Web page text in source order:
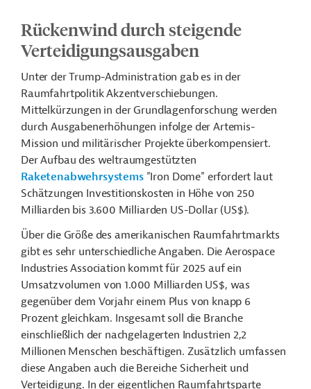
Rückenwind durch steigende
Verteidigungsausgaben
Unter der Trump-Administration gab es in der
Raumfahrtpolitik Akzentverschiebungen.
Mittelkürzungen in der Grundlagenforschung werden
durch Ausgabenerhöhungen infolge der Artemis-
Mission und militärischer Projekte überkompensiert.
Der Aufbau des weltraumgestützten
Raketenabwehrsystems"Iron Dome" erfordert laut
Schätzungen Investitionskosten in Höhe von 250
Milliarden bis 3.600 Milliarden US-Dollar (US$).
Über die Größe des amerikanischen Raumfahrtmarkts
gibt es sehr unterschiedliche Angaben. Die Aerospace
Industries Association kommt für 2025 auf ein
Umsatzvolumen von 1.000 Milliarden US$, was
gegenüber dem Vorjahr einem Plus von knapp 6
Prozent gleichkam. Insgesamt soll die Branche
einschließlich der nachgelagerten Industrien 2,2
Millionen Menschen beschäftigen. Zusätzlich umfassen
diese Angaben auch die Bereiche Sicherheit und
Verteidigung. In der eigentlichen Raumfahrtsparte